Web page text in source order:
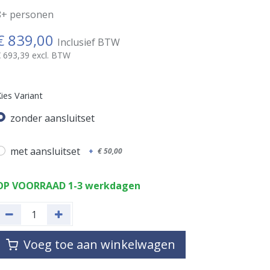
personen
839,00 Inclusief BTW
693,39 excl. BTW
Variant
zonder aansluitset
met aansluitset + €50,00
VOORRAAD 1-3 werkdagen
Voeg toe aan winkelwagen